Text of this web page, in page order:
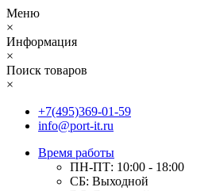
Меню
×
Информация
×
Поиск товаров
×
+7(495)369-01-59
info@port-it.ru
Время работы
ПН-ПТ: 10:00 - 18:00
СБ: Выходной